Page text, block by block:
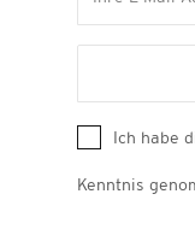
Ich habe
Kenntnis